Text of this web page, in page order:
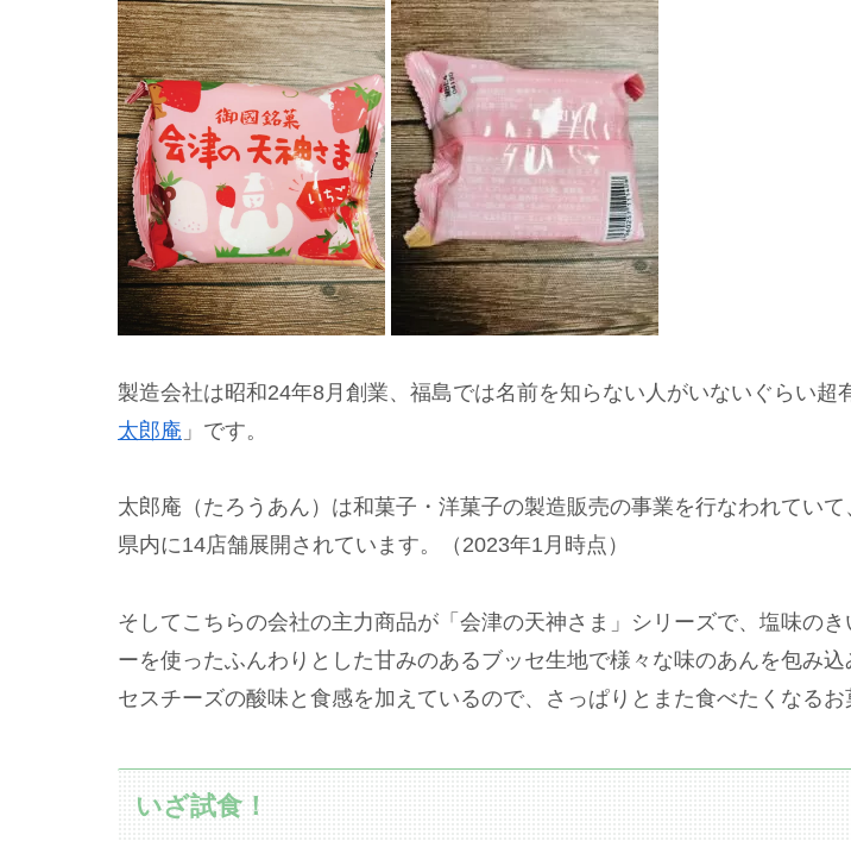
製造会社は昭和24年8月創業、福島では名前を知らない人がいないぐらい超
太郎庵 」です。
太郎庵（たろうあん）は和菓子・洋菓子の製造販売の事業を行なわれていて
県内に14店舗展開されています。（2023年1月時点）
そしてこちらの会社の主力商品が「会津の天神さま」シリーズで、塩味のき
ーを使ったふんわりとした甘みのあるブッセ生地で様々な味のあんを包み込
セスチーズの酸味と食感を加えているので、さっぱりとまた食べたくなるお
いざ試食！